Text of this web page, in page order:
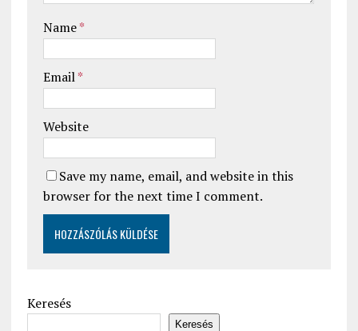
Name*
Email*
Website
Save my name, email, and website in this
browser for the next time I comment.
Keresés
Keresés